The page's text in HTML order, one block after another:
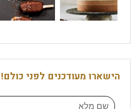
הישארו מעודכנים לפני כולם!